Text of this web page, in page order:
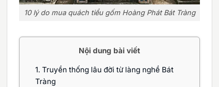
10 lý do mua quách tiểu gốm Hoàng Phát Bát Tràng
Nội dung bài viết
1. Truyền thống lâu đời từ làng nghề Bát
Tràng